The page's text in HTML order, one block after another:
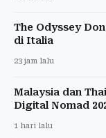
The Odyssey
di Italia
23 jam lalu
Malaysia dan
Digital Nomad
1 hari lalu